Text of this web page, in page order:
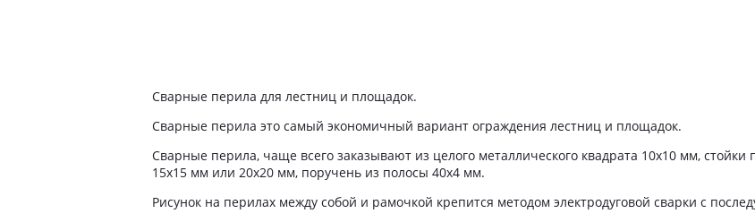
Сварные перила для лестниц и площадок.
Сварные перила это самый экономичный вариант ограждения лестниц и площадок.
Сварные перила, чаще всего заказывают из целого металлического квадрата 10х10 мм,
15х15 мм или 20х20 мм, поручень из полосы 40х4 мм.
Рисунок на перилах между собой и рамочкой крепится методом электродуговой сварки с